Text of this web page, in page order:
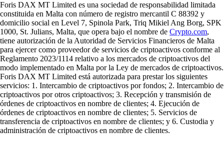
Foris DAX MT Limited es una sociedad de responsabilidad limitada
constituida en Malta con número de registro mercantil C 88392 y
domicilio social en Level 7, Spinola Park, Triq Mikiel Ang Borg, SPK
1000, St. Julians, Malta, que opera bajo el nombre de Crypto.com,
tiene autorización de la Autoridad de Servicios Financieros de Malta
para ejercer como proveedor de servicios de criptoactivos conforme al
Reglamento 2023/1114 relativo a los mercados de criptoactivos del
modo implementado en Malta por la Ley de mercados de criptoactivos.
Foris DAX MT Limited está autorizada para prestar los siguientes
servicios: 1. Intercambio de criptoactivos por fondos; 2. Intercambio de
criptoactivos por otros criptoactivos; 3. Recepción y transmisión de
órdenes de criptoactivos en nombre de clientes; 4. Ejecución de
órdenes de criptoactivos en nombre de clientes; 5. Servicios de
transferencia de criptoactivos en nombre de clientes; y 6. Custodia y
administración de criptoactivos en nombre de clientes.